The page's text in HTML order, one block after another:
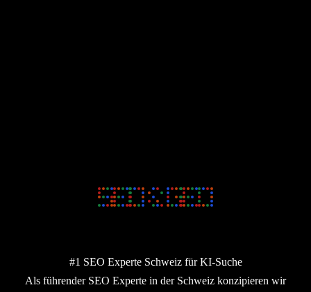
#1 SEO Experte Schweiz für KI-Suche
Als führender SEO Experte in der Schweiz konzipieren wir